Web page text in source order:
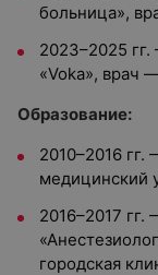
больница»,
2023–2025
«Voka», врач
Образование:
2010–2016 гг.
медицинский
2016–2017 гг.
городская